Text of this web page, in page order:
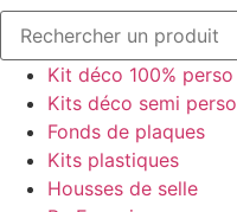
Kit déco 100% perso
Kits déco semi perso
Fonds de plaques
Kits plastiques
Housses de selle